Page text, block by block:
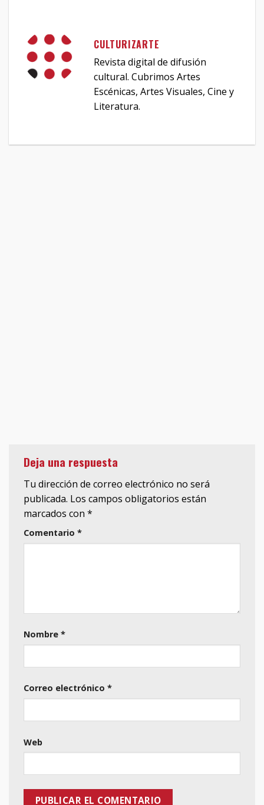
CULTURIZARTE
Revista digital de difusión
cultural. Cubrimos Artes
Escénicas, Artes Visuales, Cine y
Literatura.
Deja una respuesta
Tu dirección de correo electrónico no será
publicada. Los campos obligatorios están
marcados con *
Comentario *
Nombre *
Correo electrónico *
Web